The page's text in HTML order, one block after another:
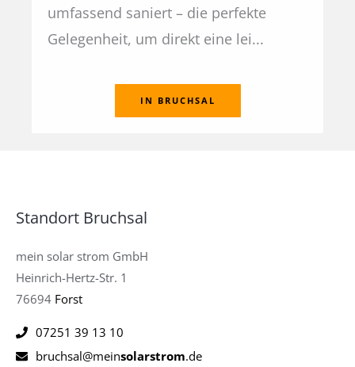
umfassend saniert – die perfekte
Gelegenheit, um direkt eine lei...
IN BRUCHSAL
Standort Bruchsal
mein solar strom GmbH
Heinrich-Hertz-Str. 1
76694 Forst
07251 39 13 10
bruchsal@meinsolarstrom.de